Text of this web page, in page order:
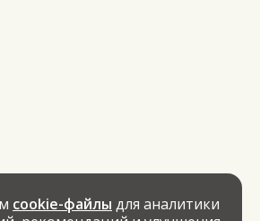
cookie-файлы для аналитики